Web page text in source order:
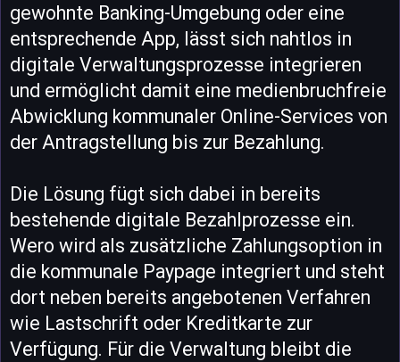
gewohnte Banking-Umgebung oder eine
entsprechende App, lässt sich nahtlos in
digitale Verwaltungsprozesse integrieren
und ermöglicht damit eine medienbruchfreie
Abwicklung kommunaler Online-Services von
der Antragstellung bis zur Bezahlung.
Die Lösung fügt sich dabei in bereits
bestehende digitale Bezahlprozesse ein.
Wero wird als zusätzliche Zahlungsoption in
die kommunale Paypage integriert und steht
dort neben bereits angebotenen Verfahren
wie Lastschrift oder Kreditkarte zur
Verfügung. Für die Verwaltung bleibt die